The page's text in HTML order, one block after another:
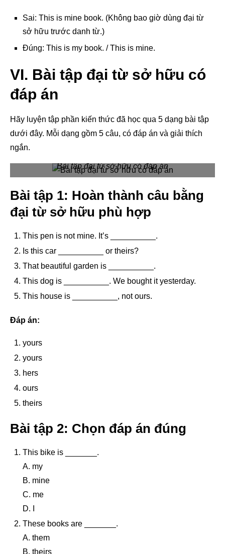
Sai: This is mine book. (Không bao giờ dùng đại từ
sở hữu trước danh từ.)
Đúng: This is my book. / This is mine.
VI. Bài tập đại từ sở hữu có
đáp án
Hãy luyện tập phần kiến thức đã học qua 5 dạng bài tập
dưới đây. Mỗi dạng gồm 5 câu, có đáp án và giải thích
ngắn.
Bài tập đại từ sở hữu có đáp án
Bài tập 1: Hoàn thành câu bằng
đại từ sở hữu phù hợp
This pen is not mine. It’s __________.
Is this car __________ or theirs?
That beautiful garden is __________.
This dog is __________. We bought it yesterday.
This house is __________, not ours.
Đáp án:
yours
yours
hers
ours
theirs
Bài tập 2: Chọn đáp án đúng
This bike is _______.
A. my
B. mine
C. me
D. I
These books are _______.
A. them
B. theirs